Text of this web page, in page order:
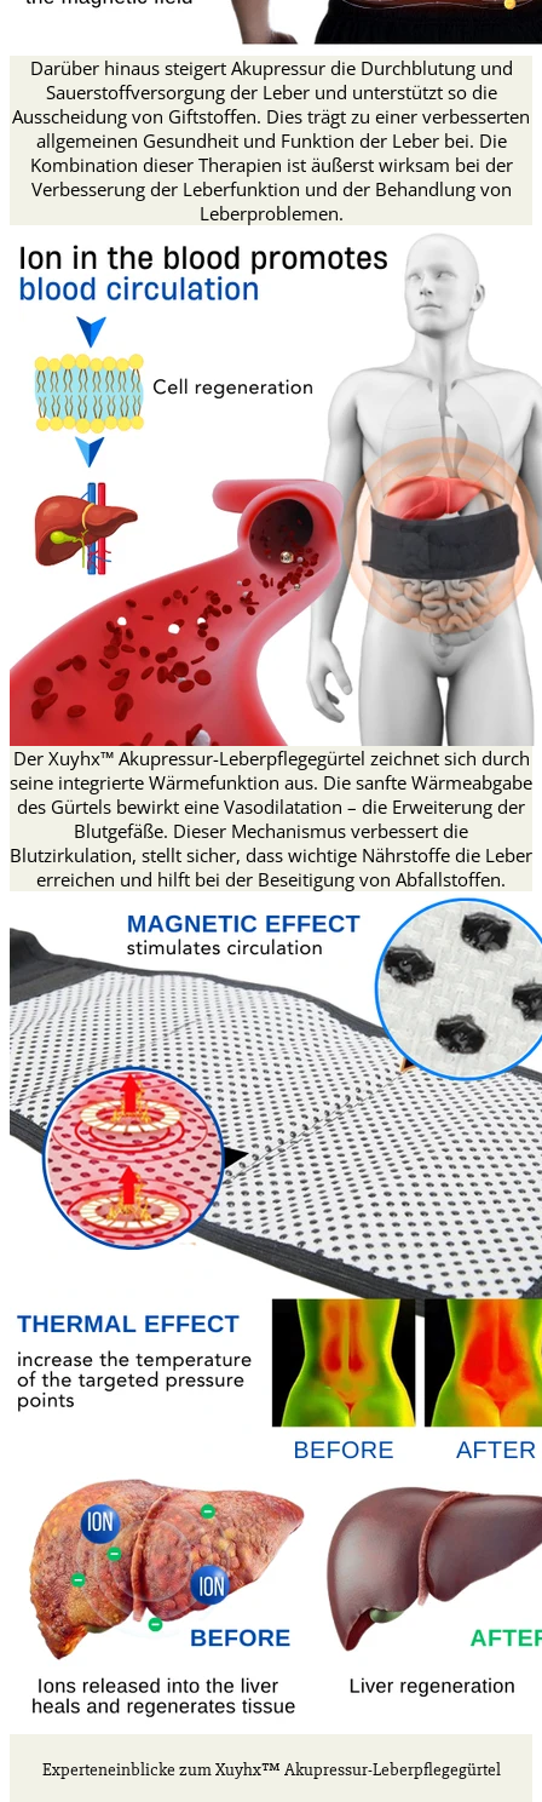
Darüber hinaus steigert Akupressur die Durchblutung und
Sauerstoffversorgung der Leber und unterstützt so die
Ausscheidung von Giftstoffen. Dies trägt zu einer verbesserten
allgemeinen Gesundheit und Funktion der Leber bei. Die
Kombination dieser Therapien ist äußerst wirksam bei der
Verbesserung der Leberfunktion und der Behandlung von
Leberproblemen.
Der Xuyhx™ Akupressur-Leberpflegegürtel zeichnet sich durch
seine integrierte Wärmefunktion aus. Die sanfte Wärmeabgabe
des Gürtels bewirkt eine Vasodilatation – die Erweiterung der
Blutgefäße. Dieser Mechanismus verbessert die
Blutzirkulation, stellt sicher, dass wichtige Nährstoffe die Leber
erreichen und hilft bei der Beseitigung von Abfallstoffen.
Experteneinblicke zum Xuyhx™ Akupressur-Leberpflegegürtel